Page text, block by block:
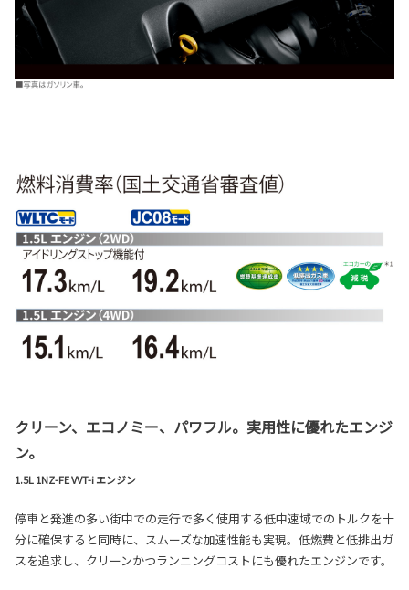
クリーン、エコノミー、パワフル。実用性に優れたエンジ
ン。
1.5L 1NZ-FE VVT-i エンジン
停車と発進の多い街中での走行で多く使用する低中速域でのトルクを十
分に確保すると同時に、スムーズな加速性能も実現。低燃費と低排出ガ
スを追求し、クリーンかつランニングコストにも優れたエンジンです。